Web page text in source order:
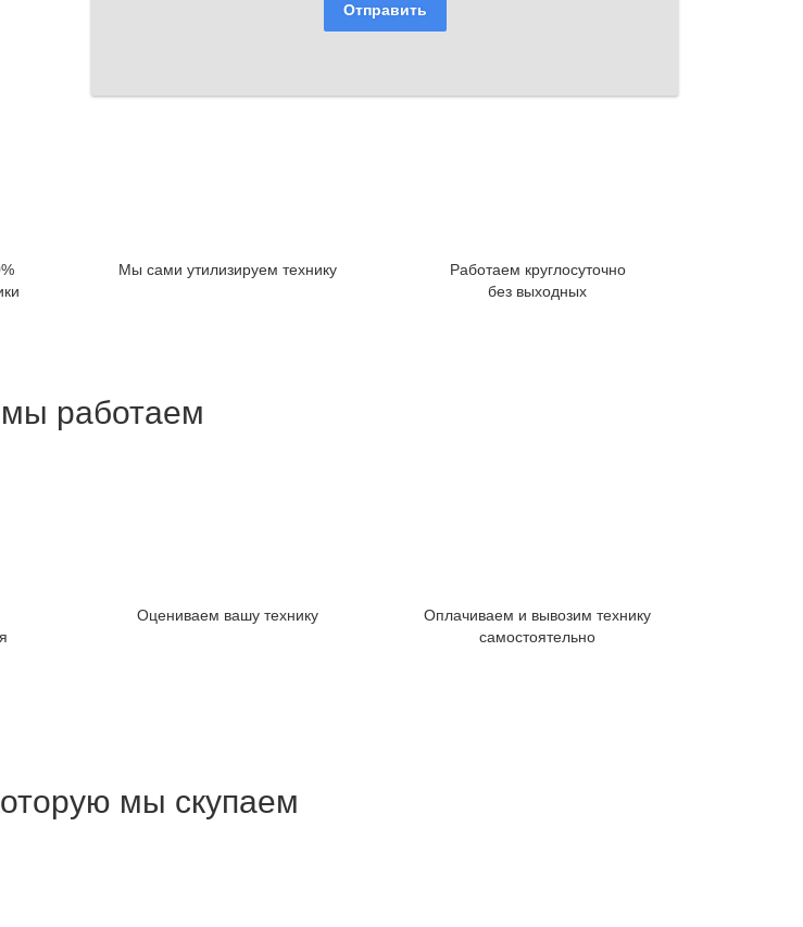
Отправить
Мы сами утилизируем технику
Работаем круглосуточно
без выходных
мы работаем
Оцениваем вашу технику
Оплачиваем и вывозим технику
самостоятельно
мы скупаем